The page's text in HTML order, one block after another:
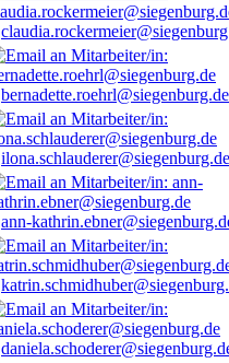
bernadette.roehrl@siegenburg.de
ilona.schlauderer@siegenburg.de
ann-